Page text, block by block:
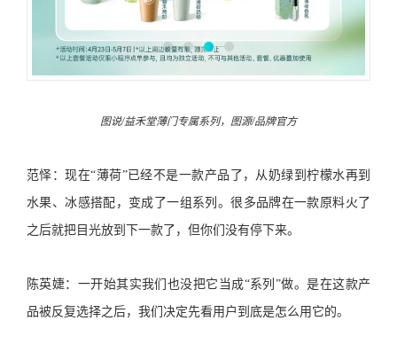
图说/益禾堂薄门专属系列，图源/品牌官方
范怿：现在“薄荷”已经不是一款产品了，从奶绿到柠檬水再到
水果、冰感搭配，变成了一组系列。很多品牌在一款原料火了
之后就把目光放到下一款了，但你们没有停下来。
陈英婕：一开始其实我们也没把它当成“系列”做。是在这款产
品被反复选择之后，我们决定先看用户到底是怎么用它的。